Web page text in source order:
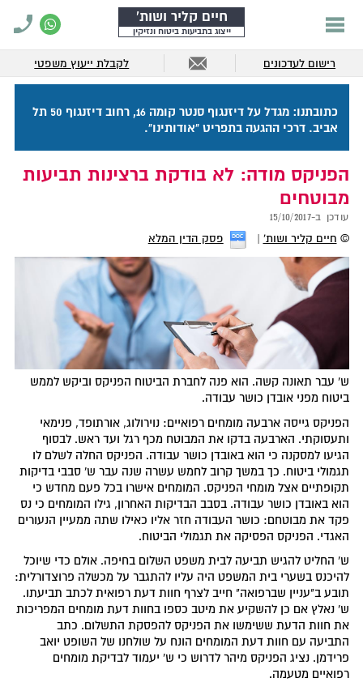
חיים קליר ושות'
ייצוג בתביעות ביטוח ונזיקין
רישום לעדכונים לקבלת ייעוץ משפטי
כתובתנו: מגדל על דיזנגוף סנטר קומה 16, רחוב דיזנגוף 50 תל
אביב. דרכי ההגעה בתפריט "אודותינו".
הפניקס מודה: לא בודקת ברצינות תביעות
מבוטחים
עודכן ב-15/10/2017
© חיים קליר ושות' פסק הדין המלא
ש' עבר תאונה קשה. הוא פנה לחברת הביטוח הפניקס וביקש לממש
ביטוח מפני אובדן כושר עבודה.
הפניקס גייסה ארבעה מומחים רפואיים: נוירולוג, אורתופד, פנימאי
ותעסוקתי. הארבעה בדקו את המבוטח מכף רגל ועד ראש. לבסוף
הגיעו למסקנה כי הוא באובדן כושר עבודה. הפניקס החלה לשלם לו
תגמולי ביטוח. כך במשך קרוב לחמש עשרה שנה עבר ש' סבבי בדיקות
תקופתיים אצל מומחי הפניקס. המומחים אישרו בכל פעם מחדש כי
הוא באובדן כושר עבודה. בסבב הבדיקות האחרון, גילו המומחים כי נס
פקד את מבוטחם: כושר העבודה חזר אליו כאילו שתה ממעיין הנעורים
האגדי. הפניקס הפסיקה את תגמולי הביטוח.
ש' החליט להגיש תביעה לבית משפט השלום בחיפה. אולם כדי שיוכל
להיכנס בשערי בית המשפט היה עליו להתגבר על מכשלה פרוצדורלית:
תובע ב"עניין שברפואה" חייב לצרף חוות דעת רפואית לכתב תביעתו.
ש' נאלץ אם כן להשקיע את מיטב כספו בחוות דעת מומחים המפריכות
את חוות הדעת ששימשו את הפניקס להפסקת התשלום. כתב
התביעה עם חוות דעת המומחים הונח על שולחנו של השופט יואב
פרידמן. נציג הפניקס מיהר לדרוש כי ש' יעמוד לבדיקת מומחים
רפואיים מטעמה.